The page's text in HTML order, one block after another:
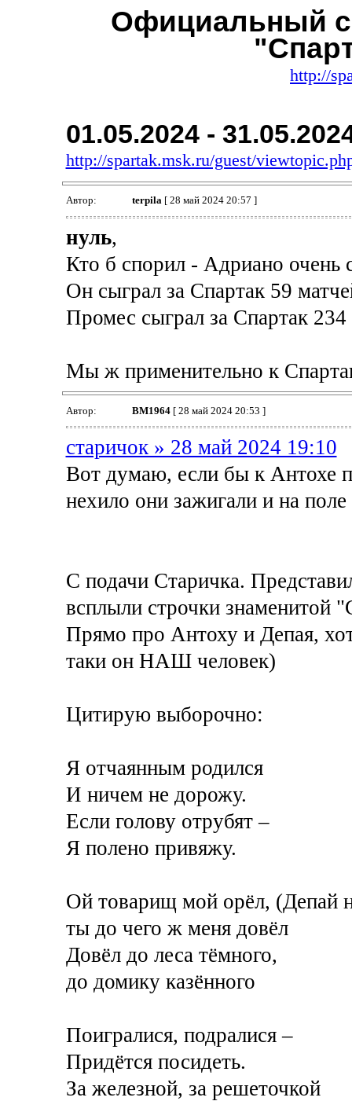
Официальный
http://
01.05.2024 -
http://spartak.msk.ru/guest/
Автор: terpila[ 28 май 2024 20:57 ]
нуль,
Кто б спорил - Адриано очень
Он сыграл за Спартак 59
Промес сыграл за Спартак
Мы ж применительно к
Автор: BM1964[ 28 май 2024 20:53 ]
старичок » 28 май 2024 19:10
Вот думаю, если бы к Антохе
нехило они зажигали и на поле
С подачи Старичка.
всплыли строчки знаменитой
Прямо про Антоху и Депая,
таки он НАШ человек)
Цитирую выборочно:
Я отчаянным родился
И ничем не дорожу.
Если голову отрубят –
Я полено привяжу.
Ой товарищ мой орёл, (Депай
ты до чего ж меня довёл
Довёл до леса тёмного,
до домику казённого
Поигралися, подралися –
Придётся посидеть.
За железной, за решеточкой